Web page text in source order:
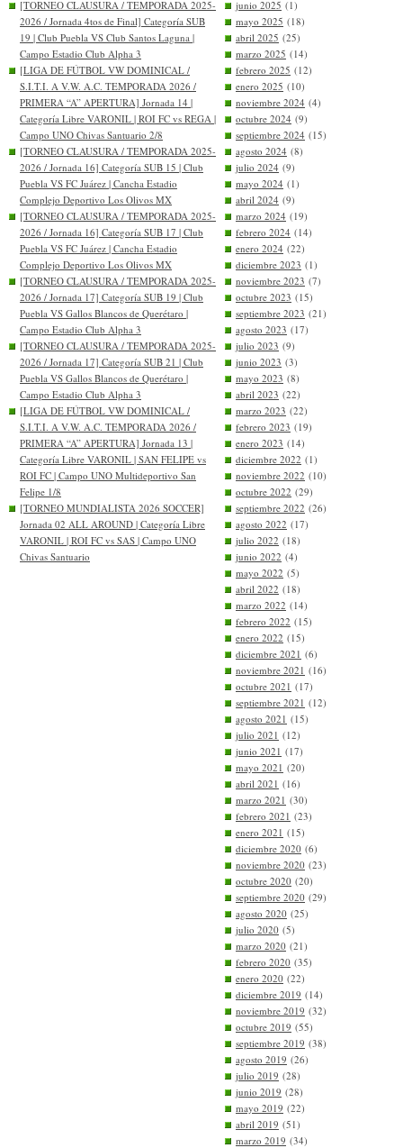
[TORNEO CLAUSURA / TEMPORADA 2025-
2026 / Jornada 4tos de Final] Categoría SUB
19 | Club Puebla VS Club Santos Laguna |
Campo Estadio Club Alpha 3
[LIGA DE FÚTBOL VW DOMINICAL /
S.I.T.I. A V.W. A.C. TEMPORADA 2026 /
PRIMERA “A” APERTURA] Jornada 14 |
Categoría Libre VARONIL | ROI FC vs REGA |
Campo UNO Chivas Santuario 2/8
[TORNEO CLAUSURA / TEMPORADA 2025-
2026 / Jornada 16] Categoría SUB 15 | Club
Puebla VS FC Juárez | Cancha Estadio
Complejo Deportivo Los Olivos MX
[TORNEO CLAUSURA / TEMPORADA 2025-
2026 / Jornada 16] Categoría SUB 17 | Club
Puebla VS FC Juárez | Cancha Estadio
Complejo Deportivo Los Olivos MX
[TORNEO CLAUSURA / TEMPORADA 2025-
2026 / Jornada 17] Categoría SUB 19 | Club
Puebla VS Gallos Blancos de Querétaro |
Campo Estadio Club Alpha 3
[TORNEO CLAUSURA / TEMPORADA 2025-
2026 / Jornada 17] Categoría SUB 21 | Club
Puebla VS Gallos Blancos de Querétaro |
Campo Estadio Club Alpha 3
[LIGA DE FÚTBOL VW DOMINICAL /
S.I.T.I. A V.W. A.C. TEMPORADA 2026 /
PRIMERA “A” APERTURA] Jornada 13 |
Categoría Libre VARONIL | SAN FELIPE vs
ROI FC | Campo UNO Multideportivo San
Felipe 1/8
[TORNEO MUNDIALISTA 2026 SOCCER]
Jornada 02 ALL AROUND | Categoría Libre
VARONIL | ROI FC vs SAS | Campo UNO
Chivas Santuario
junio 2025 (1)
mayo 2025 (18)
abril 2025 (25)
marzo 2025 (14)
febrero 2025 (12)
enero 2025 (10)
noviembre 2024 (4)
octubre 2024 (9)
septiembre 2024 (15)
agosto 2024 (8)
julio 2024 (9)
mayo 2024 (1)
abril 2024 (9)
marzo 2024 (19)
febrero 2024 (14)
enero 2024 (22)
diciembre 2023 (1)
noviembre 2023 (7)
octubre 2023 (15)
septiembre 2023 (21)
agosto 2023 (17)
julio 2023 (9)
junio 2023 (3)
mayo 2023 (8)
abril 2023 (22)
marzo 2023 (22)
febrero 2023 (19)
enero 2023 (14)
diciembre 2022 (1)
noviembre 2022 (10)
octubre 2022 (29)
septiembre 2022 (26)
agosto 2022 (17)
julio 2022 (18)
junio 2022 (4)
mayo 2022 (5)
abril 2022 (18)
marzo 2022 (14)
febrero 2022 (15)
enero 2022 (15)
diciembre 2021 (6)
noviembre 2021 (16)
octubre 2021 (17)
septiembre 2021 (12)
agosto 2021 (15)
julio 2021 (12)
junio 2021 (17)
mayo 2021 (20)
abril 2021 (16)
marzo 2021 (30)
febrero 2021 (23)
enero 2021 (15)
diciembre 2020 (6)
noviembre 2020 (23)
octubre 2020 (20)
septiembre 2020 (29)
agosto 2020 (25)
julio 2020 (5)
marzo 2020 (21)
febrero 2020 (35)
enero 2020 (22)
diciembre 2019 (14)
noviembre 2019 (32)
octubre 2019 (55)
septiembre 2019 (38)
agosto 2019 (26)
julio 2019 (28)
junio 2019 (28)
mayo 2019 (22)
abril 2019 (51)
marzo 2019 (34)